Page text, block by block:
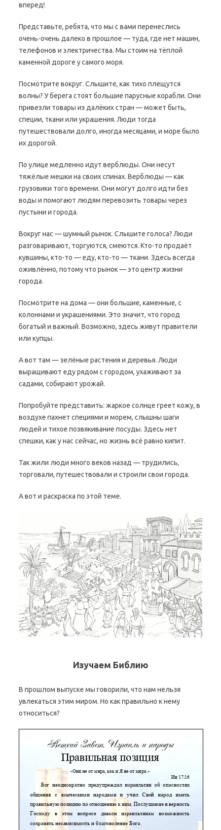
вперед!
Представьте, ребята, что мы с вами перенеслись
очень-очень далеко в прошлое — туда, где нет машин,
телефонов и электричества. Мы стоим на тёплой
каменной дороге у самого моря.
Посмотрите вокруг. Слышите, как тихо плещутся
волны? У берега стоят большие парусные корабли. Они
привезли товары из далёких стран — может быть,
специи, ткани или украшения. Люди тогда
путешествовали долго, иногда месяцами, и море было
их дорогой.
По улице медленно идут верблюды. Они несут
тяжёлые мешки на своих спинах. Верблюды — как
грузовики того времени. Они могут долго идти без
воды и помогают людям перевозить товары через
пустыни и города.
Вокруг нас — шумный рынок. Слышите голоса? Люди
разговаривают, торгуются, смеются. Кто-то продаёт
кувшины, кто-то — еду, кто-то — ткани. Здесь всегда
оживлённо, потому что рынок — это центр жизни
города.
Посмотрите на дома — они большие, каменные, с
колоннами и украшениями. Это значит, что город
богатый и важный. Возможно, здесь живут правители
или купцы.
А вот там — зелёные растения и деревья. Люди
выращивают еду рядом с городом, ухаживают за
садами, собирают урожай.
Попробуйте представить: жаркое солнце греет кожу, в
воздухе пахнет специями и морем, слышны шаги
людей и тихое позвякивание посуды. Здесь нет
спешки, как у нас сейчас, но жизнь всё равно кипит.
Так жили люди много веков назад — трудились,
торговали, путешествовали и строили свои города.
А вот и раскраска по этой теме.
Изучаем Библию
В прошлом выпуске мы говорили, что нам нельзя
увлекаться этим миром. Но как правильно к нему
относиться?